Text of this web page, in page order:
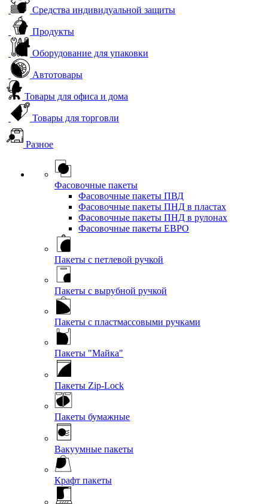
Средства индивидуальной защиты
Продукты
Оборудование для упаковки
Автотовары
Товары для офиса и дома
Товары для торговли
Разное
Фасовочные пакеты
Фасовочные пакеты ПВД
Фасовочные пакеты ПНД в пластах
Фасовочные пакеты ПНД в рулонах
Фасовочные пакеты ЕВРО
Пакеты с петлевой ручкой
Пакеты с вырубной ручкой
Пакеты с пластмассовыми ручками
Пакеты "Майка"
Пакеты Zip-Lock
Пакеты бумажные
Вакуумные пакеты
Крафт пакеты